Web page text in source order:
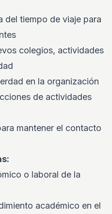
del tiempo de viaje para
colegios, actividades
en la organización
de actividades
mantener el contacto
o laboral de la
académico en el